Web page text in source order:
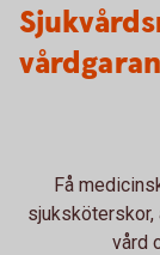
Få
sjuksköterskor,
vård